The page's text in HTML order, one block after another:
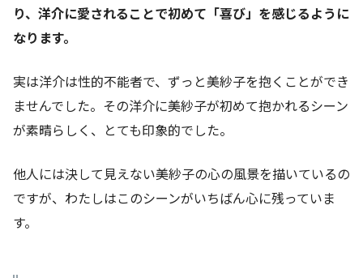
り、洋介に愛されることで初めて「喜び」を感じるように
なります。
実は洋介は性的不能者で、ずっと美紗子を抱くことができ
ませんでした。その洋介に美紗子が初めて抱かれるシーン
が素晴らしく、とても印象的でした。
他人には決して見えない美紗子の心の風景を描いているの
ですが、わたしはこのシーンがいちばん心に残っていま
す。